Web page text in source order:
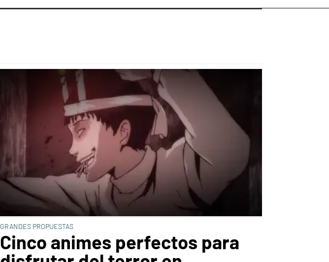
GRANDES PROPUESTAS
Cinco animes perfectos para